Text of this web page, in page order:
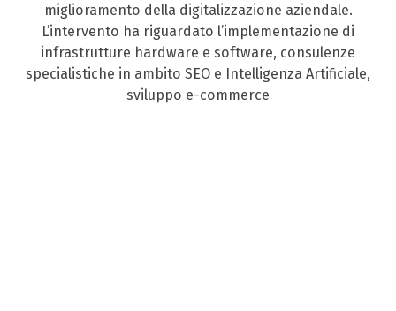
miglioramento della digitalizzazione aziendale.
L’intervento ha riguardato l’implementazione di
infrastrutture hardware e software, consulenze
specialistiche in ambito SEO e Intelligenza Artificiale,
sviluppo e-commerce